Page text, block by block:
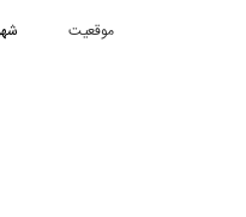
موقعیت